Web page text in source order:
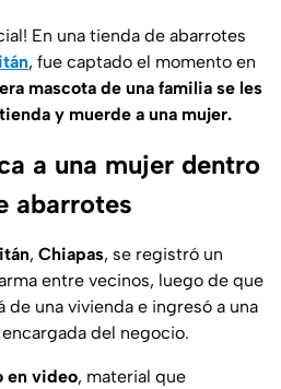
En una tienda de abarrotes
, fue captado el momento en
mascota de una familia se les
y muerde a una mujer.
a una mujer dentro
abarrotes
, Chiapas, se registró un
entre vecinos, luego de que
de una vivienda e ingresó a una
del negocio.
en video, material que